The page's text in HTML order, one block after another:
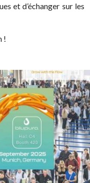
et d’échanger sur les
!